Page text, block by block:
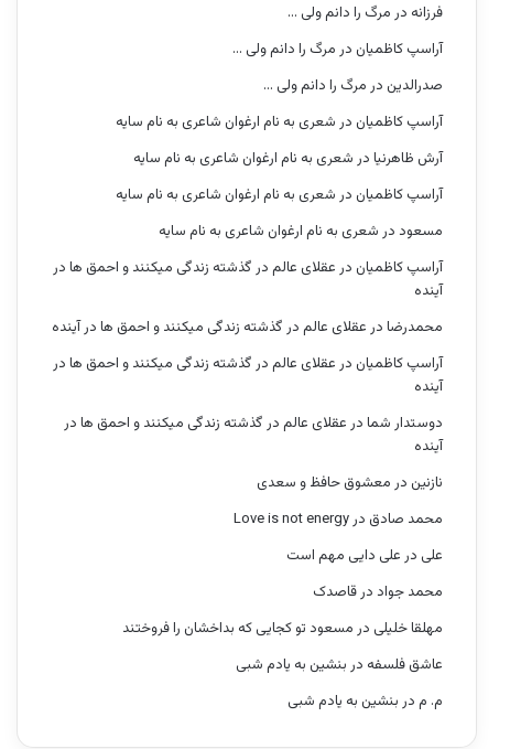
فرزانه در مرگ را دانم ولی …
آراسپ کاظمیان در مرگ را دانم ولی …
صدرالدین در مرگ را دانم ولی …
آراسپ کاظمیان در شعری به نام ارغوان شاعری به نام سایه
آرش ظاهرنیا در شعری به نام ارغوان شاعری به نام سایه
آراسپ کاظمیان در شعری به نام ارغوان شاعری به نام سایه
مسعود در شعری به نام ارغوان شاعری به نام سایه
آراسپ کاظمیان در عقلای عالم در گذشته زندگی میکنند و احمق ها در
آینده
محمدرضا در عقلای عالم در گذشته زندگی میکنند و احمق ها در آینده
آراسپ کاظمیان در عقلای عالم در گذشته زندگی میکنند و احمق ها در
آینده
دوستدار شما در عقلای عالم در گذشته زندگی میکنند و احمق ها در
آینده
نازنین در معشوق حافظ و سعدی
محمد صادق درLove is not energy
علی در علی دایی مهم است
محمد جواد درقاصدک
مهلقا خلیلی در مسعود تو کجایی که بداخشان را فروختند
عاشق فلسفه در بنشین به یادم شبی
م. م در بنشین به یادم شبی